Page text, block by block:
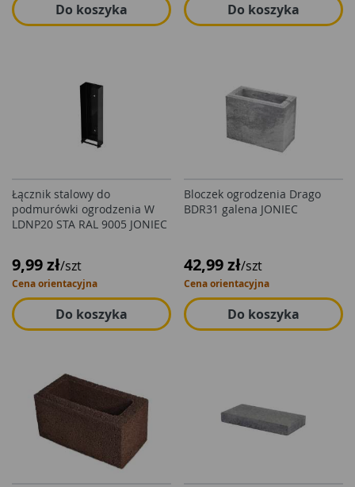
Do koszyka Do koszyka
Łącznik stalowy do
podmurówki ogrodzenia W
LDNP20 STA RAL 9005 JONIEC
9,99 zł/szt
Cena orientacyjna
Do koszyka
Bloczek ogrodzenia Drago
BDR31 galena JONIEC
42,99 zł/szt
Cena orientacyjna
Do koszyka